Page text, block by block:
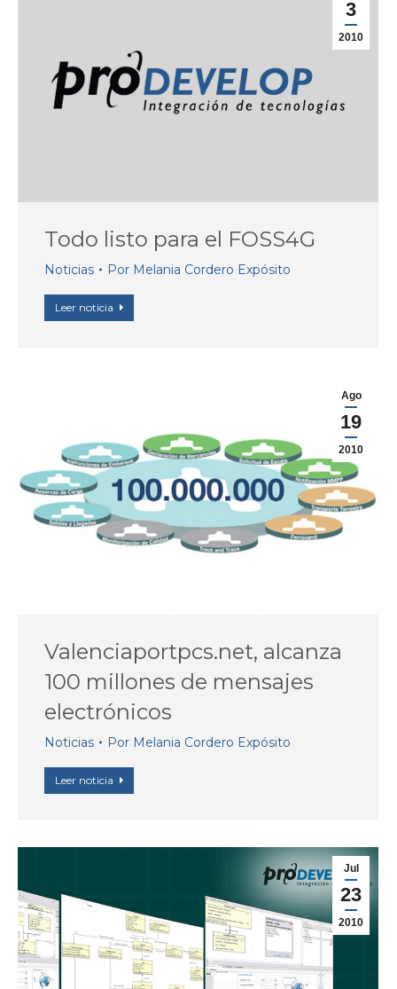
3
2010
Todo listo para el FOSS4G
Noticias Por Melania Cordero Expósito
Leer noticia
Ago
19
2010
Valenciaportpcs.net, alcanza
100 millones de mensajes
electrónicos
Noticias Por Melania Cordero Expósito
Leer noticia
Jul
23
2010